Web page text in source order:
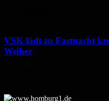
VSK lädt zu Fastnacht
Weiher